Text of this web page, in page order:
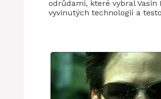
odrůdami, které vybral
vyvinutých technologií a